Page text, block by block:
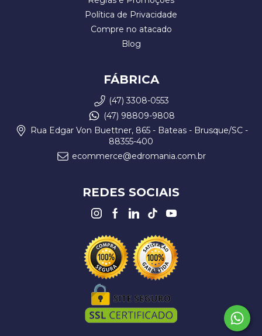
Política de Privacidade
Compre no atacado
Blog
FÁBRICA
(47) 3308-0553
(47) 98809-9808
Rua Edgar Von Buettner, 865 - Bateas - Brusque/SC -
88355-400
ecommerce@edromania.com.br
REDES SOCIAIS